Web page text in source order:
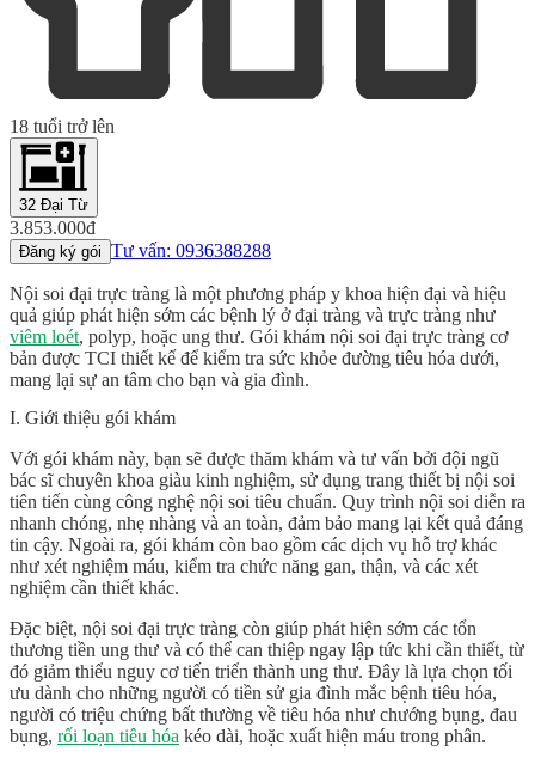
18 tuổi trở lên
32 Đại Từ
3.853.000đ
Đăng ký gói Tư vấn: 0936388288
Nội soi đại trực tràng là một phương pháp y khoa hiện đại và hiệu
quả giúp phát hiện sớm các bệnh lý ở đại tràng và trực tràng như
viêm loét, polyp, hoặc ung thư. Gói khám nội soi đại trực tràng cơ
bản được TCI thiết kế để kiểm tra sức khỏe đường tiêu hóa dưới,
mang lại sự an tâm cho bạn và gia đình.
I. Giới thiệu gói khám
Với gói khám này, bạn sẽ được thăm khám và tư vấn bởi đội ngũ
bác sĩ chuyên khoa giàu kinh nghiệm, sử dụng trang thiết bị nội soi
tiên tiến cùng công nghệ nội soi tiêu chuẩn. Quy trình nội soi diễn ra
nhanh chóng, nhẹ nhàng và an toàn, đảm bảo mang lại kết quả đáng
tin cậy. Ngoài ra, gói khám còn bao gồm các dịch vụ hỗ trợ khác
như xét nghiệm máu, kiểm tra chức năng gan, thận, và các xét
nghiệm cần thiết khác.
Đặc biệt, nội soi đại trực tràng còn giúp phát hiện sớm các tổn
thương tiền ung thư và có thể can thiệp ngay lập tức khi cần thiết, từ
đó giảm thiểu nguy cơ tiến triển thành ung thư. Đây là lựa chọn tối
ưu dành cho những người có tiền sử gia đình mắc bệnh tiêu hóa,
người có triệu chứng bất thường về tiêu hóa như chướng bụng, đau
bụng, rối loạn tiêu hóa kéo dài, hoặc xuất hiện máu trong phân.